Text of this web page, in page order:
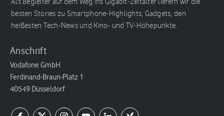
besten Stories zu Smartphone-Highlights, Gadgets, den
heißesten Tech-News und Kino- und TV-Höhepunkte.
Anschrift
Vodafone GmbH
Ferdinand-Braun-Platz 1
40549 Düsseldorf